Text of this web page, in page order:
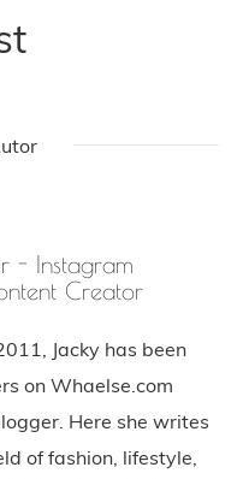
- Instagram
Creator
Jacky has been
on Whaelse.com
Here she writes
of fashion, lifestyle,